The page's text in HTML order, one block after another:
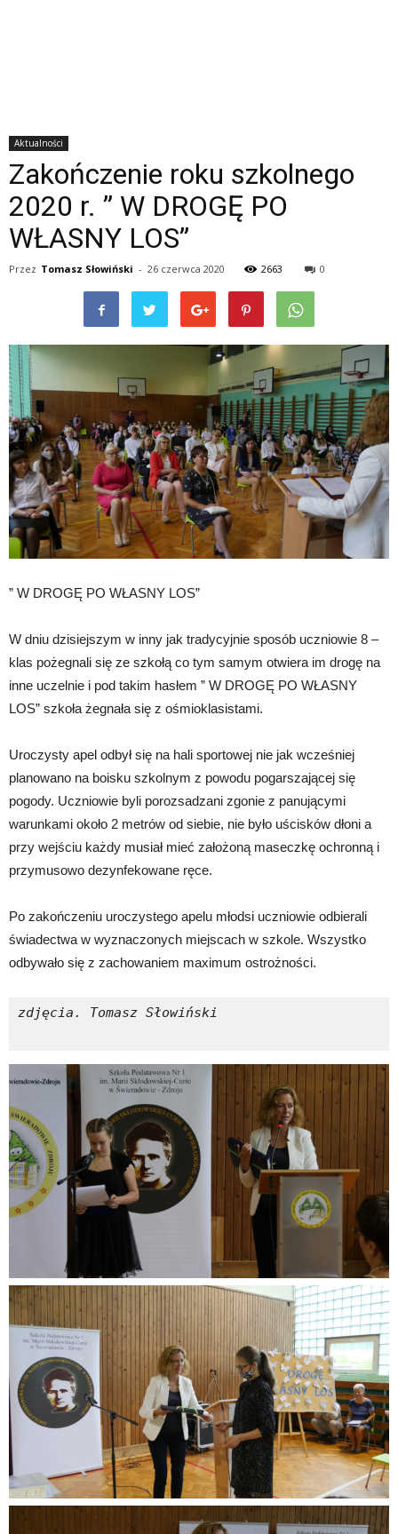
Aktualności
Zakończenie roku szkolnego
2020 r. ” W DROGĘ PO
WŁASNY LOS”
Przez Tomasz Słowiński - 26 czerwca 2020 2663 0
” W DROGĘ PO WŁASNY LOS”
W dniu dzisiejszym w inny jak tradycyjnie sposób uczniowie 8 –
klas pożegnali się ze szkołą co tym samym otwiera im drogę na
inne uczelnie i pod takim hasłem ” W DROGĘ PO WŁASNY
LOS” szkoła żegnała się z ośmioklasistami.
Uroczysty apel odbył się na hali sportowej nie jak wcześniej
planowano na boisku szkolnym z powodu pogarszającej się
pogody. Uczniowie byli porozsadzani zgonie z panującymi
warunkami około 2 metrów od siebie, nie było uścisków dłoni a
przy wejściu każdy musiał mieć założoną maseczkę ochronną i
przymusowo dezynfekowane ręce.
Po zakończeniu uroczystego apelu młodsi uczniowie odbierali
świadectwa w wyznaczonych miejscach w szkole. Wszystko
odbywało się z zachowaniem maximum ostrożności.
zdjęcia. Tomasz Słowiński